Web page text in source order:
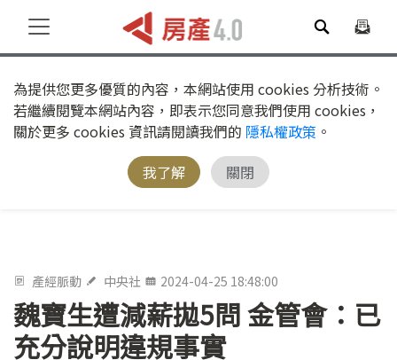
為提供您更多優質的內容，本網站使用 cookies 分析技術。
若繼續閱覽本網站內容，即表示您同意我們使用 cookies，
關於更多 cookies 資訊請閱讀我們的 隱私權政策 。
我了解
關閉
產經脈動 中央社 2024-04-25 18:48:00
魏寶生遭減薪拋5問 金管會：已
充分說明違規事實